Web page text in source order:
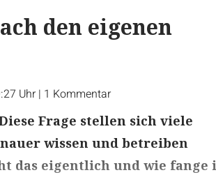
den eigenen
Uhr | 1 Kommentar
Frage stellen sich viele
wissen und betreiben
das eigentlich und wie fange